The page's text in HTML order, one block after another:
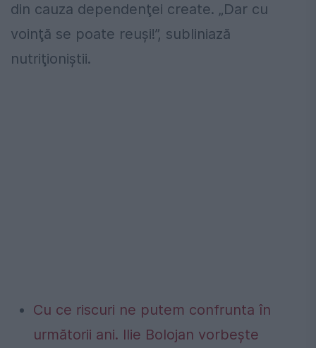
din cauza dependenţei create. „Dar cu
voinţă se poate reuşi!”, subliniază
nutriţioniştii.
Cu ce riscuri ne putem confrunta în
următorii ani. Ilie Bolojan vorbește